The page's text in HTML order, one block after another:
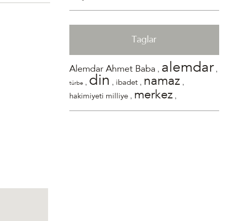
Taglar
Alemdar Ahmet Baba , alemdar,
türbe , din , ibadet , namaz ,
hakimiyeti milliye , merkez ,